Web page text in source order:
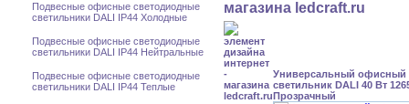
Подвесные офисные светодиодные
светильники DALI IP44 Холодные
Подвесные офисные светодиодные
светильники DALI IP44 Нейтральные
Подвесные офисные светодиодные
светильники DALI IP44 Теплые
Универсальный офисный
светильник DALI 40 Вт
Прозрачный